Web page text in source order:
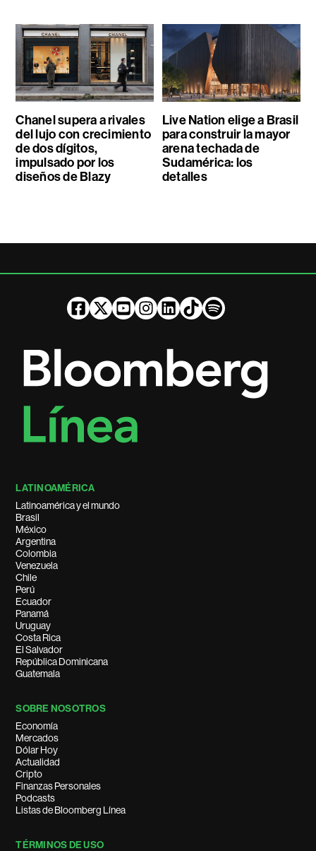
Chanel supera a rivales
del lujo con crecimiento
de dos dígitos,
impulsado por los
diseños de Blazy
Live Nation elige a Brasil
para construir la mayor
arena techada de
Sudamérica: los
detalles
LATINOAMÉRICA
Latinoamérica y el mundo
Brasil
México
Argentina
Colombia
Venezuela
Chile
Perú
Ecuador
Panamá
Uruguay
Costa Rica
El Salvador
República Dominicana
Guatemala
SOBRE NOSOTROS
Economía
Mercados
Dólar Hoy
Actualidad
Cripto
Finanzas Personales
Podcasts
Listas de Bloomberg Línea
TÉRMINOS DE USO